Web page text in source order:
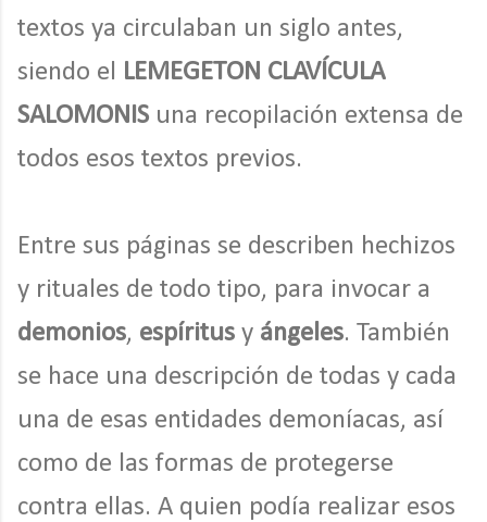
textos ya circulaban un siglo antes,
siendo el LEMEGETON CLAVÍCULA
SALOMONIS una recopilación extensa de
todos esos textos previos.
Entre sus páginas se describen hechizos
y rituales de todo tipo, para invocar a
demonios, espíritus y ángeles. También
se hace una descripción de todas y cada
una de esas entidades demoníacas, así
como de las formas de protegerse
contra ellas. A quien podía realizar esos